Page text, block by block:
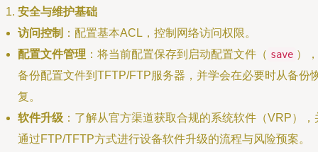
安全与维护基础
访问控制 ：配置基本ACL，控制网络访问权限。
配置文件管理 ：将当前配置保存到启动配置文件（ save ），
备份配置文件到TFTP/FTP服务器，并学会在必要时从备份
复。
软件升级 ：了解从官方渠道获取合规的系统软件（VRP），
通过FTP/TFTP方式进行设备软件升级的流程与风险预案。